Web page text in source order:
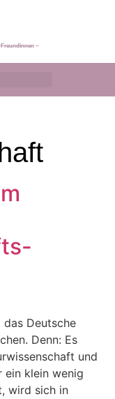
~
Deutsche
Denn: Es
und
ein klein wenig
wird sich in